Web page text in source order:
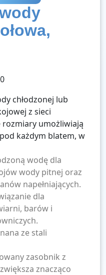
chłodzonej lub
z sieci
umożliwiają
każdym blatem, w
wodę dla
wody pitnej oraz
napełniających.
dla
barów i
ze stali
zasobnik z
znacząco